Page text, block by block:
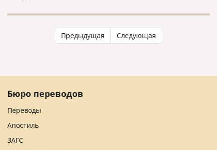
Предыдущая Следующая
Бюро переводов
Переводы
Апостиль
ЗАГС